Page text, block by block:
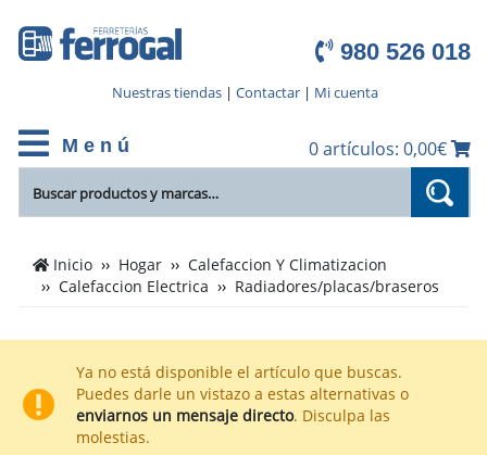
980 526 018
Nuestras tiendas| Contactar| Mi cuenta
M e n ú 0 artículos: 0,00€
Cientos
de
de
Radiadores/placas/braseros
en
el
catálogo
Inicio Hogar
Calefaccion Y Climatizacion
Calefaccion Electrica
Radiadores/placas/braseros
Ya no está disponible el artículo que buscas.
Puedes darle un vistazo a estas alternativas o
enviarnos un mensaje directo. Disculpa las
molestias.